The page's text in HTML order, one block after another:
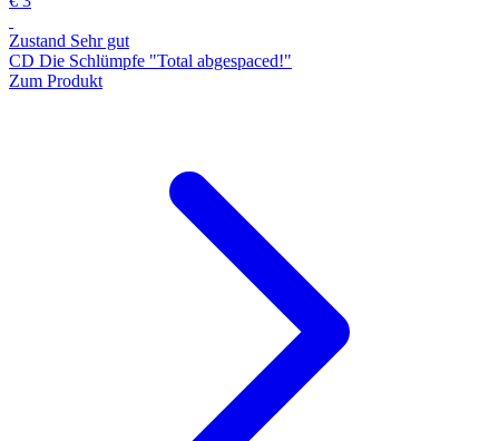
Zustand Sehr gut
CD Die Schlümpfe "Total abgespaced!"
Zum Produkt